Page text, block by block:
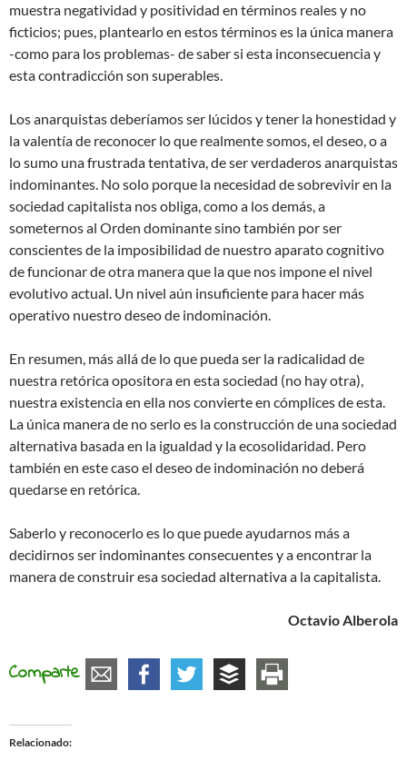
muestra negatividad y positividad en términos reales y no
ficticios; pues, plantearlo en estos términos es la única manera
-como para los problemas- de saber si esta inconsecuencia y
esta contradicción son superables.
Los anarquistas deberíamos ser lúcidos y tener la honestidad y
la valentía de reconocer lo que realmente somos, el deseo, o a
lo sumo una frustrada tentativa, de ser verdaderos anarquistas
indominantes. No solo porque la necesidad de sobrevivir en la
sociedad capitalista nos obliga, como a los demás, a
someternos al Orden dominante sino también por ser
conscientes de la imposibilidad de nuestro aparato cognitivo
de funcionar de otra manera que la que nos impone el nivel
evolutivo actual. Un nivel aún insuficiente para hacer más
operativo nuestro deseo de indominación.
En resumen, más allá de lo que pueda ser la radicalidad de
nuestra retórica opositora en esta sociedad (no hay otra),
nuestra existencia en ella nos convierte en cómplices de esta.
La única manera de no serlo es la construcción de una sociedad
alternativa basada en la igualdad y la ecosolidaridad. Pero
también en este caso el deseo de indominación no deberá
quedarse en retórica.
Saberlo y reconocerlo es lo que puede ayudarnos más a
decidirnos ser indominantes consecuentes y a encontrar la
manera de construir esa sociedad alternativa a la capitalista.
Octavio Alberola
Comparte
Relacionado